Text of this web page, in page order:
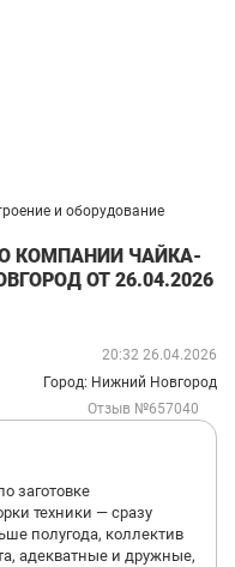
и оборудование
КОМПАНИИ ЧАЙКА-
ОТ 26.04.2026
20:32 26.04.2026
Город: Нижний Новгород
Отзыв №657040
заготовке
техники — сразу
полугода, коллектив
адекватные и дружные,